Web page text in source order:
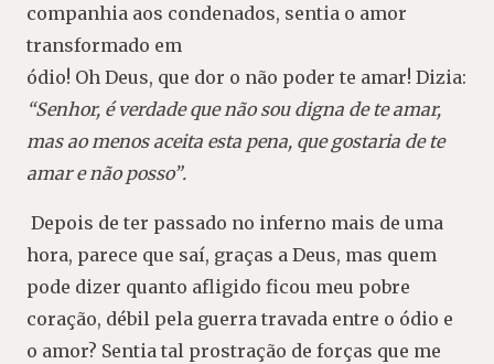
companhia aos condenados, sentia o amor
transformado em
ódio! Oh Deus, que dor o não poder te amar! Dizia:
“Senhor, é verdade que não sou digna dete amar,
mas ao menos aceita esta pena, quegostaria de te
amar e não posso”.
Depois de ter passado no inferno mais de uma
hora, parece que saí, graças a Deus, mas quem
pode dizer quanto afligido ficou meu pobre
coração, débil pela guerra travada entre o ódio e
o amor? Sentia tal prostração de forças que me